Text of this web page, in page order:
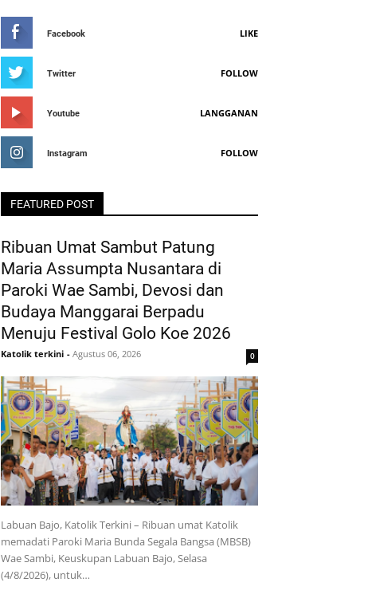
Facebook LIKE
Twitter FOLLOW
Youtube LANGGANAN
Instagram FOLLOW
FEATURED POST
Ribuan Umat Sambut Patung
Maria Assumpta Nusantara di
Paroki Wae Sambi, Devosi dan
Budaya Manggarai Berpadu
Menuju Festival Golo Koe 2026
Katolik terkini - Agustus 06, 2026 0
Labuan Bajo, Katolik Terkini – Ribuan umat Katolik
memadati Paroki Maria Bunda Segala Bangsa (MBSB)
Wae Sambi, Keuskupan Labuan Bajo, Selasa
(4/8/2026), untuk…